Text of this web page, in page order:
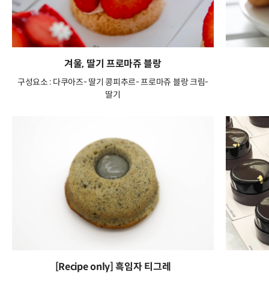
겨울, 딸기 프로마쥬 블랑
구성요소 : 다쿠아즈- 딸기 콩피추르- 프로마쥬 블랑 크림-
딸기
[Recipe only] 흑임자 티그레